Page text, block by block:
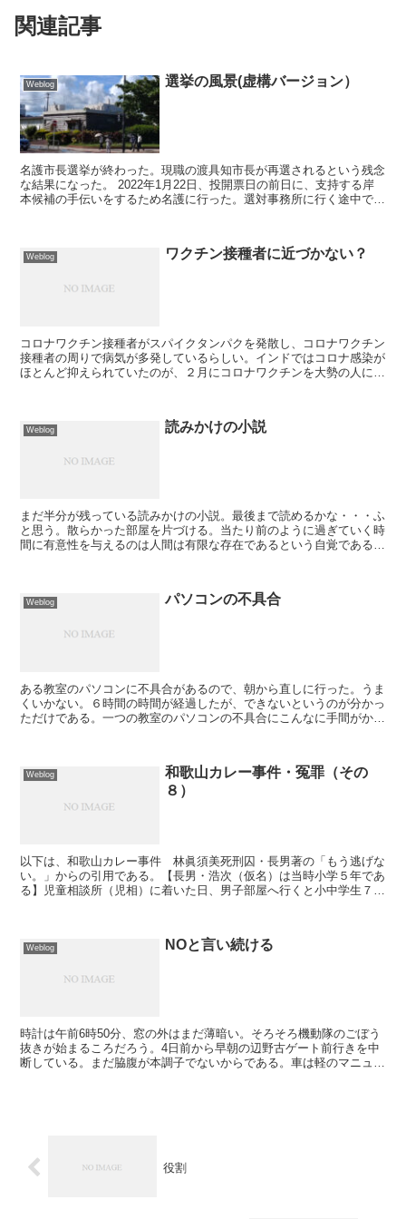
関連記事
Weblog 選挙の風景(虚構バージョン）
名護市長選挙が終わった。現職の渡具知市長が再選されるという残念
な結果になった。 2022年1月22日、投開票日の前日に、支持する岸
本候補の手伝いをするため名護に行った。選対事務所に行く途中で名
Weblog ワクチン接種者に近づかない？
コロナワクチン接種者がスパイクタンパクを発散し、コロナワクチン
接種者の周りで病気が多発しているらしい。インドではコロナ感染が
ほとんど抑えられていたのが、２月にコロナワクチンを大勢の人に接
Weblog 読みかけの小説
まだ半分が残っている読みかけの小説。最後まで読めるかな・・・ふ
と思う。散らかった部屋を片づける。当たり前のように過ぎていく時
間に有意性を与えるのは人間は有限な存在であるという自覚である。
Weblog パソコンの不具合
ある教室のパソコンに不具合があるので、朝から直しに行った。うま
くいかない。６時間の時間が経過したが、できないというのが分かっ
ただけである。一つの教室のパソコンの不具合にこんなに手間がかか
Weblog
和歌山カレー事件・冤罪（その
８）
以下は、和歌山カレー事件 林眞須美死刑囚・長男著の「もう逃げな
い。」からの引用である。【長男・浩次（仮名）は当時小学５年であ
る】児童相談所（児相）に着いた日、男子部屋へ行くと小中学生７、
Weblog NOと言い続ける
時計は午前6時50分、窓の外はまだ薄暗い。そろそろ機動隊のごぼう
抜きが始まるころだろう。4日前から早朝の辺野古ゲート前行きを中
断している。まだ脇腹が本調子でないからである。車は軽のマニュア
役割